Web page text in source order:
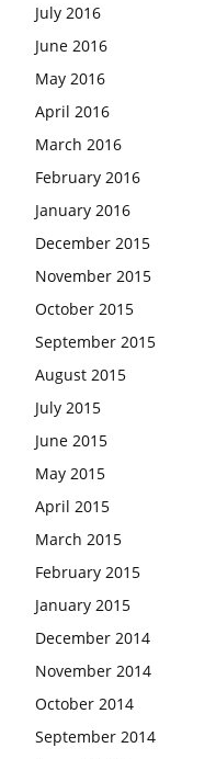
July 2016
June 2016
May 2016
April 2016
March 2016
February 2016
January 2016
December 2015
November 2015
October 2015
September 2015
August 2015
July 2015
June 2015
May 2015
April 2015
March 2015
February 2015
January 2015
December 2014
November 2014
October 2014
September 2014